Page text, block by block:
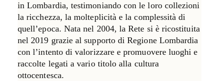
in Lombardia, testimoniando con le loro collezioni
la ricchezza, la molteplicità e la complessità di
quell’epoca. Nata nel 2004, la Rete si è ricostituita
nel 2019 grazie al supporto di Regione Lombardia
con l’intento divalorizzare e promuovere luoghi e
raccolte legati a vario titolo alla cultura
ottocentesca.